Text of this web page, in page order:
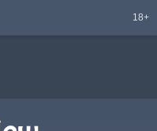
18+